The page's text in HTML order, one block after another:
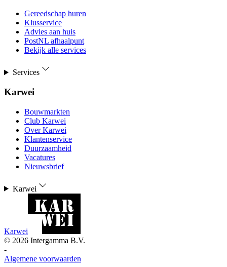
Gereedschap huren
Klusservice
Advies aan huis
PostNL afhaalpunt
Bekijk alle services
Services
Karwei
Bouwmarkten
Club Karwei
Over Karwei
Klantenservice
Duurzaamheid
Vacatures
Nieuwsbrief
Karwei
Karwei
© 2026 Intergamma B.V.
-
Algemene voorwaarden